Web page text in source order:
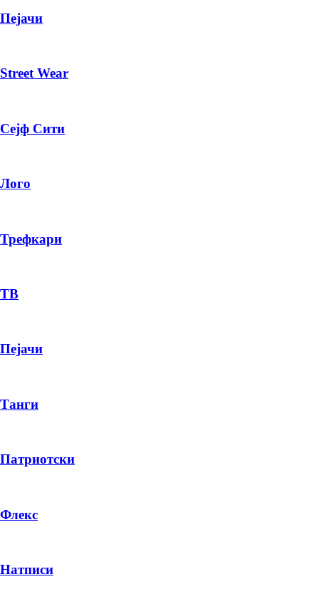
ПЛАТИ ПРИ ДОСТАВА ВО КЕШ
Пејачи
Street Wear
Сејф Сити
Лого
Трефкари
ТВ
Пејачи
Танги
Патриотски
Флекс
Натписи